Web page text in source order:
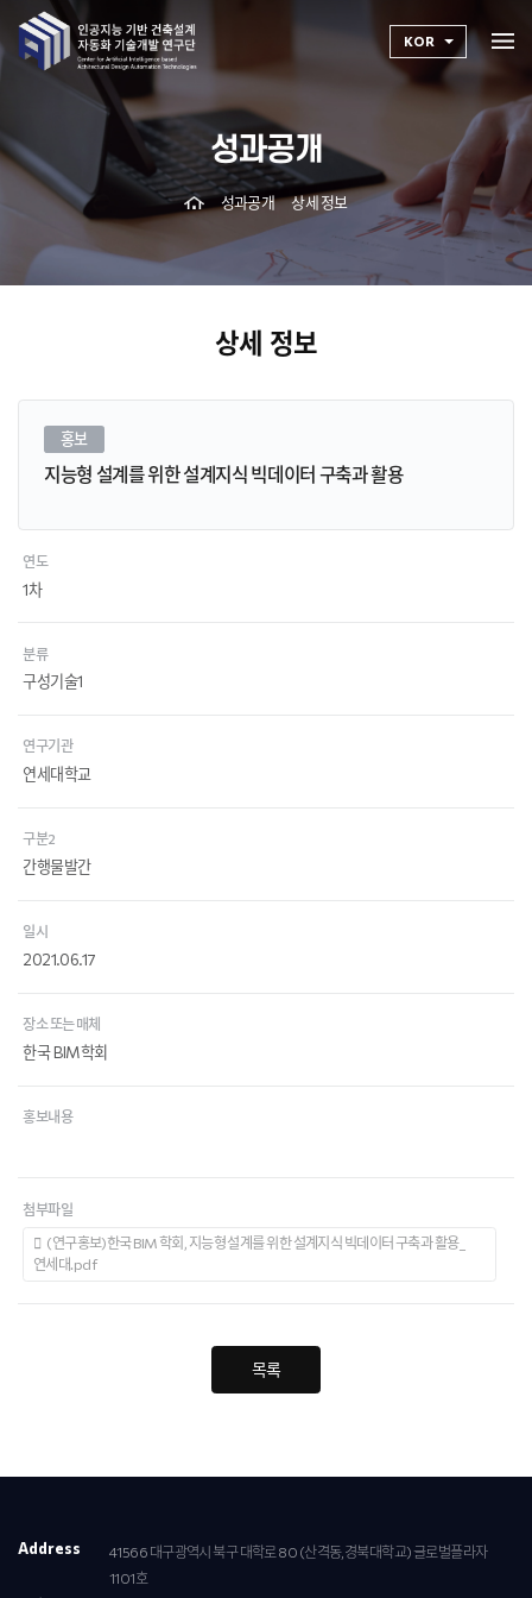
KOR
성과공개
성과공개 상세 정보
상세 정보
홍보
지능형 설계를 위한 설계지식 빅데이터 구축과 활용
연도
1차
분류
구성기술1
연구기관
연세대학교
구분2
간행물발간
일시
2021.06.17
장소 또는 매체
한국 BIM학회
홍보내용
첨부파일
(연구홍보)한국 BIM 학회, 지능형 설계를 위한 설계지식 빅데이터 구축과 활용_
연세대.pdf
목록
Address
41566 대구광역시 북구 대학로 80 (산격동,경북대학교) 글로벌플라자
1101호